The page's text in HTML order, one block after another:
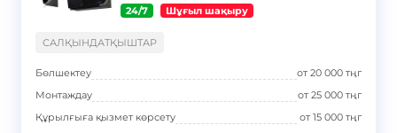
24/7 Шұғыл шақыру
САЛҚЫНДАТҚЫШТАР
Бөлшектеу от20 000 тңг
Монтаждау
от25 000 тңг
Құрылғыға қызмет көрсету
от15 000 тңг